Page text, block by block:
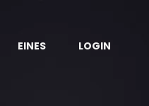
EINES LOGIN